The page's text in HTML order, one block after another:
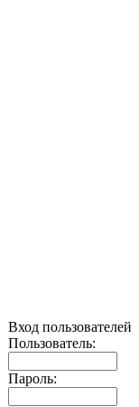
Вход пользователей
Пользователь:
Пароль: